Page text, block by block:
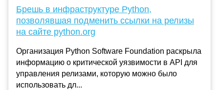
Брешь в инфраструктуре Python,
позволявшая подменить ссылки на релизы
на сайте python.org
Организация Python Software Foundation раскрыла
информацию о критической уязвимости в API для
управления релизами, которую можно было
использовать дл...